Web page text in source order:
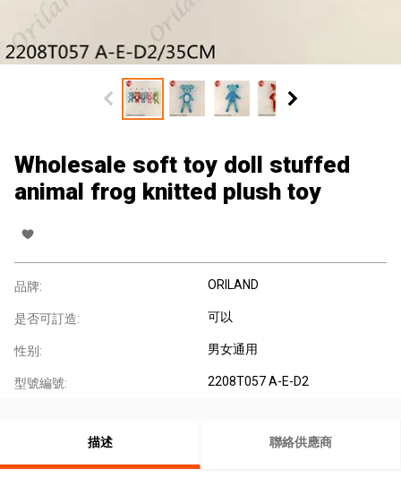
Wholesale soft toy doll stuffed
animal frog knitted plush toy
品牌: ORILAND
是否可訂造: 可以
性别: 男女通用
型號編號: 2208T057 A-E-D2
描述 聯絡供應商